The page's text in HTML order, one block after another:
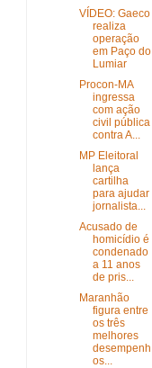
VÍDEO: Gaeco
realiza
operação
em Paço do
Lumiar
Procon-MA
ingressa
com ação
civil pública
contra A...
MP Eleitoral
lança
cartilha
para ajudar
jornalista...
Acusado de
homicídio é
condenado
a 11 anos
de pris...
Maranhão
figura entre
os três
melhores
desempenh
os...